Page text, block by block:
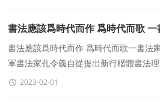
書法應該爲時代而作 爲時代而歌
體書法
書法應該爲時代而作 爲時代而歌一書法
軍書法家孔令義自從提出新行楷體書法
體書法的創作研究，當作他書法創作的目
2023-02-01